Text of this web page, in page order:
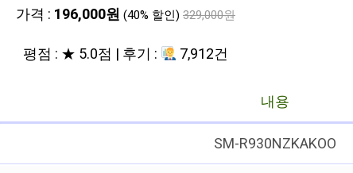
가격 : 196,000원 (40% 할인) 329,000원
평점 : ★ 5.0점 | 후기 : 7,912건
내용
SM-R930NZKAKOO